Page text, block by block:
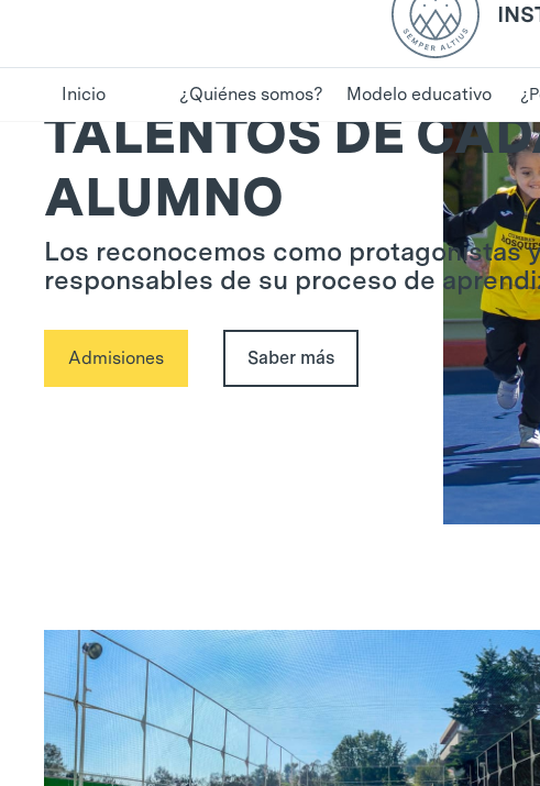
Inicio ¿Quiénes somos? Modelo educativo
Instituto Cumbres Bosques
CELEBRAMOS LOS
TALENTOS DE
ALUMNO
Los reconocemos como protagonistas
responsables de su proceso de
Admisiones Saber más